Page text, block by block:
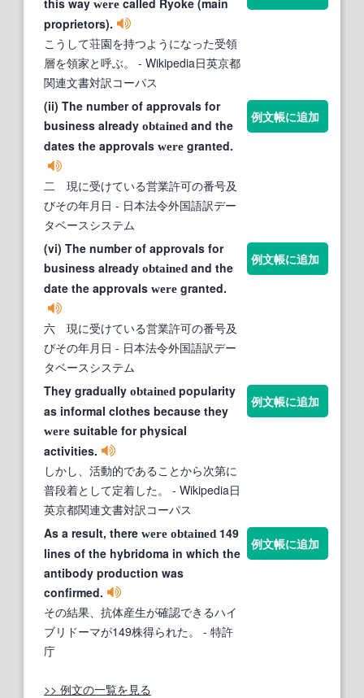
were
proprietors).
こうして荘園を持つようになった受領
層を領家と呼ぶ。
- Wikipedia日英京都
関連文書対訳コーパス
(ii) The number of approvals for
business already obtained and the
dates the approvals were granted.
二 現に受けている営業許可の番号及
びその年月日 - 日本法令外国語訳デー
タベースシステム
例文帳に追加
(vi) The number of approvals for
business already obtained and the
date the approvals were granted.
六 現に受けている営業許可の番号及
びその年月日 - 日本法令外国語訳デー
タベースシステム
例文帳に追加
They gradually obtained popularity
as informal clothes because they
were suitable for physical
activities.
しかし、活動的であることから次第に
普段着として定着した。
- Wikipedia日
英京都関連文書対訳コーパス
例文帳に追加
As a result, there were obtained 149
lines of the hybridoma in which the
antibody production was
confirmed.
その結果、抗体産生が確認できるハイ
ブリドーマが149株得られた。
- 特許
庁
例文帳に追加
>> 例文の一覧を見る